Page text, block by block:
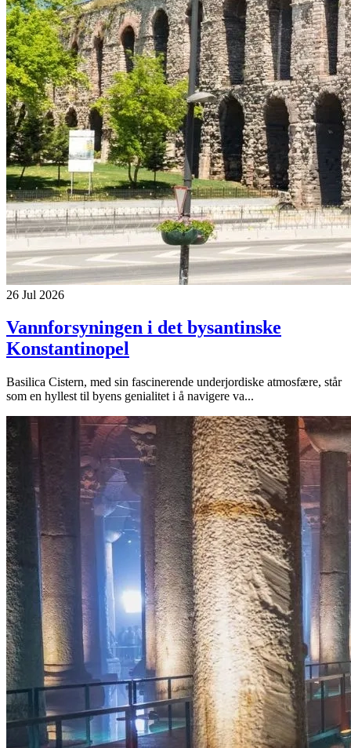
26 Jul 2026
Vannforsyningen i det bysantinske
Konstantinopel
Basilica Cistern, med sin fascinerende underjordiske atmosfære, står
som en hyllest til byens genialitet i å navigere va...